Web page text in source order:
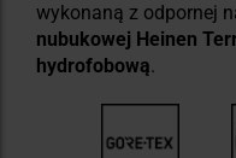
wykonaną z odpornej
nubukowej Heinen
hydrofobową.